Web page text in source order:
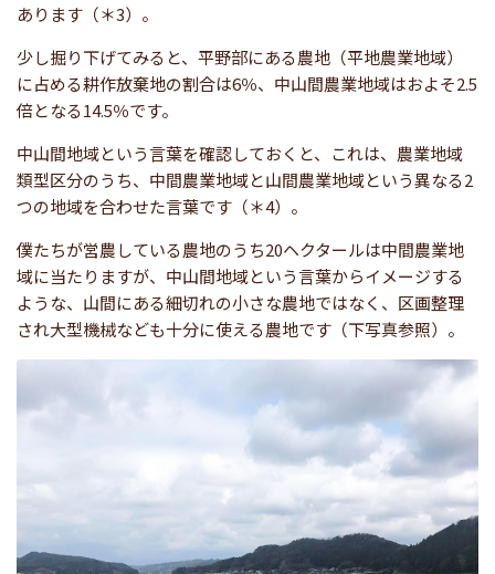
あります（＊3）。
少し掘り下げてみると、平野部にある農地（平地農業地域）
に占める耕作放棄地の割合は6％、中山間農業地域はおよそ2.5
倍となる14.5％です。
中山間地域という言葉を確認しておくと、これは、農業地域
類型区分のうち、中間農業地域と山間農業地域という異なる2
つの地域を合わせた言葉です（＊4）。
僕たちが営農している農地のうち20ヘクタールは中間農業地
域に当たりますが、中山間地域という言葉からイメージする
ような、山間にある細切れの小さな農地ではなく、区画整理
され大型機械なども十分に使える農地です（下写真参照）。